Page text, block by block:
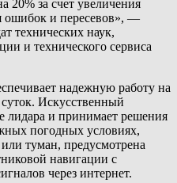
20% за счет увеличения
ошибок и пересевов», —
технических наук,
и технического сервиса
надежную работу на
Искусственный
лидара и принимает решения
погодных условиях,
туман, предусмотрена
навигации с
через интернет.